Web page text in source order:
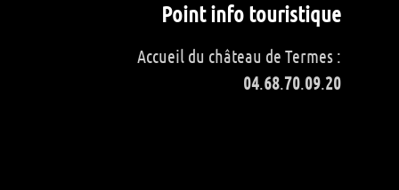
Point info touristique
Accueil du château de Termes :
04.68.70.09.20